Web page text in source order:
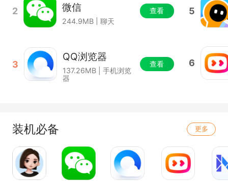
2 微信
244.9MB | 聊天
查看
3
QQ浏览器
137.26MB | 手机浏览
器
查看
5
6
装机必备 更多